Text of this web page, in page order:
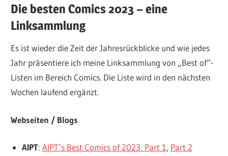
Die besten Comics 2023 – eine
Linksammlung
Es ist wieder die Zeit der Jahresrückblicke und wie jedes
Jahr präsentiere ich meine Linksammlung von „Best of“-
Listen im Bereich Comics. Die Liste wird in den nächsten
Wochen laufend ergänzt.
Webseiten / Blogs
AIPT: AIPT’s Best Comics of 2023: Part 1, Part 2